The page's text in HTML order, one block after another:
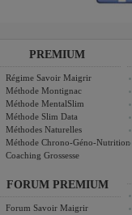
PREMIUM
Régime Savoir Maigrir
Méthode Montignac
Méthode MentalSlim
Méthode Slim Data
Méthodes Naturelles
Méthode Chrono-Géno-Nutrition
Coaching Grossesse
FORUM PREMIUM
Forum Savoir Maigrir